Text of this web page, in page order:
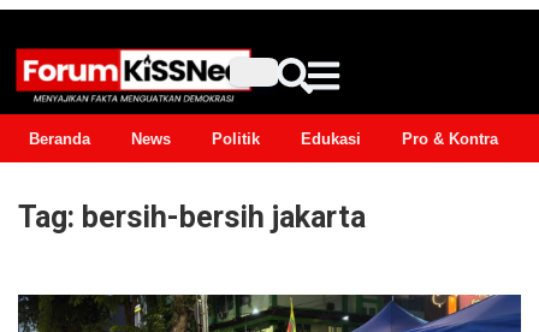
Beranda News Politik Edukasi Pro & Kontra
Tag: bersih-bersih jakarta